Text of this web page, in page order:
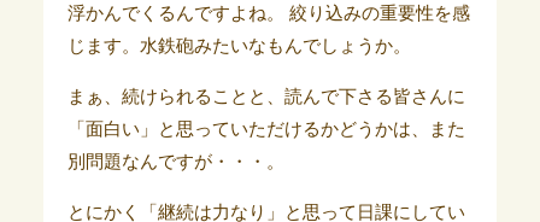
浮かんでくるんですよね。 絞り込みの重要性を感
じます。水鉄砲みたいなもんでしょうか。
まぁ、続けられることと、読んで下さる皆さんに
「面白い」と思っていただけるかどうかは、また
別問題なんですが・・・。
とにかく「継続は力なり」と思って日課にしてい